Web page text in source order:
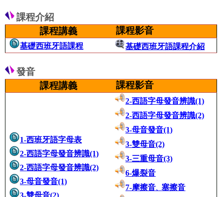
課程介紹
課程講義
課程影音
基礎西班牙語課程 基礎西班牙語課程介紹
發音
課程講義
課程影音
1-西班牙語字母表
2-西語字母發音辨識(1)
2-西語字母發音辨識(2)
3-母音發音(1)
3-雙母音(2)
2-西語字母發音辨識(1)
2-西語字母發音辨識(2)
3-母音發音(1)
3-雙母音(2)
3-三重母音(3)
6-爆裂音
7-摩擦音、塞擦音